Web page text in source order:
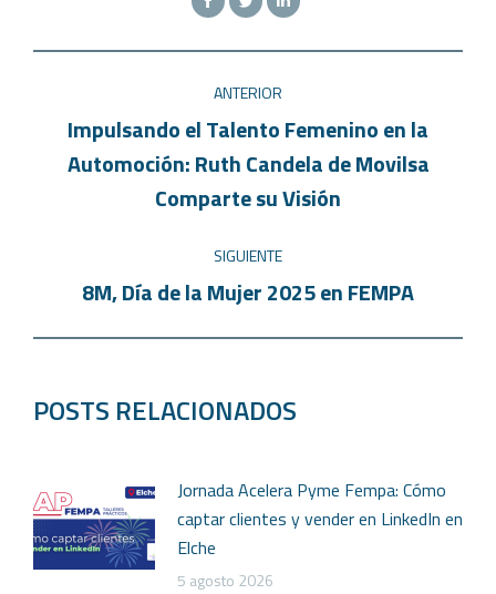
ANTERIOR
Impulsando el Talento Femenino en la
Automoción: Ruth Candela de Movilsa
Comparte su Visión
SIGUIENTE
8M, Día de la Mujer 2025 en FEMPA
POSTS RELACIONADOS
Jornada Acelera Pyme Fempa: Cómo
captar clientes y vender en LinkedIn en
Elche
5 agosto 2026